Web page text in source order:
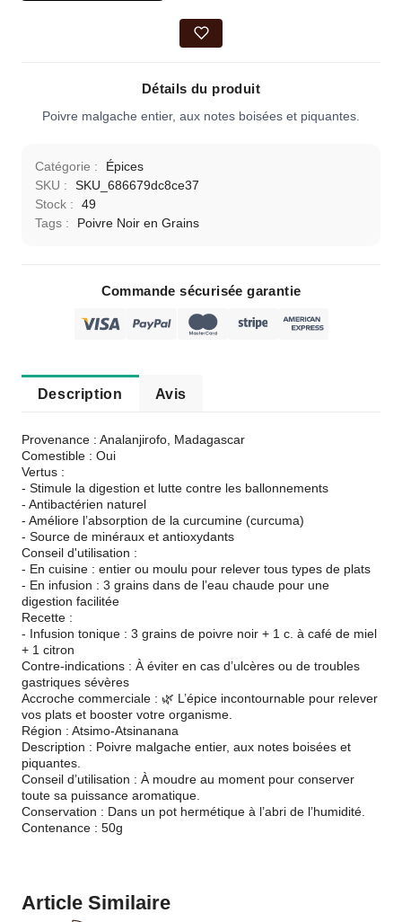
Détails du produit
Poivre malgache entier, aux notes boisées et piquantes.
Catégorie :
Épices
SKU :
SKU_686679dc8ce37
Stock :
49
Tags :
Poivre Noir en Grains
Commande sécurisée garantie
Description Avis
Provenance : Analanjirofo, Madagascar
Comestible : Oui
Vertus :
- Stimule la digestion et lutte contre les ballonnements
- Antibactérien naturel
- Améliore l’absorption de la curcumine (curcuma)
- Source de minéraux et antioxydants
Conseil d'utilisation :
- En cuisine : entier ou moulu pour relever tous types de plats
- En infusion : 3 grains dans de l’eau chaude pour une
digestion facilitée
Recette :
- Infusion tonique : 3 grains de poivre noir + 1 c. à café de miel
+ 1 citron
Contre-indications : À éviter en cas d’ulcères ou de troubles
gastriques sévères
Accroche commerciale : 🌿 L’épice incontournable pour relever
vos plats et booster votre organisme.
Région : Atsimo-Atsinanana
Description : Poivre malgache entier, aux notes boisées et
piquantes.
Conseil d’utilisation : À moudre au moment pour conserver
toute sa puissance aromatique.
Conservation : Dans un pot hermétique à l’abri de l’humidité.
Contenance : 50g
Article Similaire